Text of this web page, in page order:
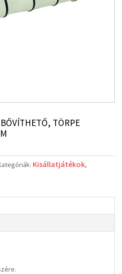
TÖRPE
Kisállatjátékok,